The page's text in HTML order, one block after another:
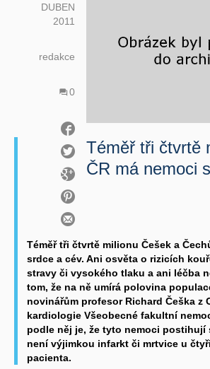
DUBEN
2011
redakce
0
Téměř tři čtvrtě
ČR má nemoci
Téměř tři čtvrtě milionu Češek a
srdce a cév. Ani osvěta o rizicích
stravy či vysokého tlaku a ani léčba
tom, že na ně umírá polovina
novinářům profesor Richard Češka z
kardiologie Všeobecné fakultní
podle něj je, že tyto nemoci postihují
není výjimkou infarkt či mrtvice u
pacienta.